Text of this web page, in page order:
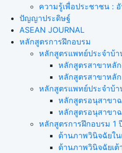
ความรู้เพื่อประชาชน :
ปัญญาประดิษฐ์
ASEAN JOURNAL
หลักสูตรการฝึกอบรม
หลักสูตรแพทย์ประจำบ้า
หลักสูตรสาขาหลั
หลักสูตรสาขาหลั
หลักสูตรแพทย์ประจำบ้
หลักสูตรอนุสาขา
หลักสูตรอนุสาขา
หลักสูตรการฝึกอบรม 1
ด้านภาพวินิจฉัยใน
ด้านภาพวินิจฉัยเต้